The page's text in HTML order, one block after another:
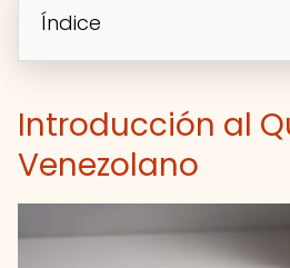
Índice
Introducción al
Venezolano